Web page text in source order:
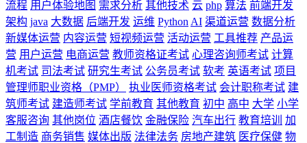
流程 用户体验地图 需求分析 其他技术 云 php 算法 前端开发
架构 java 大数据 后端开发 运维 Python AI 渠道运营 数据分析
新媒体运营 内容运营 短视频运营 活动运营 工具推荐 产品运
营 用户运营 电商运营 教师资格证考试 心理咨询师考试 计算
机考试 司法考试 研究生考试 公务员考试 软考 英语考试 项目
管理师职业资格（PMP）
执业医师资格考试 会计职称考试 建
筑师考试 建造师考试 学前教育 其他教育 初中 高中 大学 小学
客服咨询 其他岗位 酒店餐饮 金融保险 汽车出行 教育培训
加
工制造 商务销售 媒体出版 法律法务 房地产建筑 医疗保健 物